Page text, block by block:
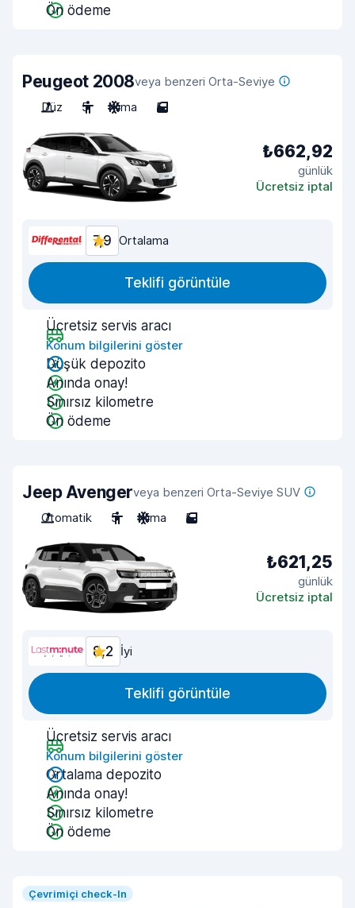
Ön ödeme
Peugeot 2008veya benzeri Orta-Seviye
Düz
5 Klima 5
₺662,92
günlük
Ücretsiz iptal
7,9 Ortalama
Teklifi görüntüle
Ücretsiz servis aracı
Konum bilgilerini göster
Düşük depozito
Anında onay!
Sınırsız kilometre
Ön ödeme
Jeep Avengerveya benzeri Orta-Seviye SUV
Otomatik
5 Klima 5
₺621,25
günlük
Ücretsiz iptal
8,2 İyi
Teklifi görüntüle
Ücretsiz servis aracı
Konum bilgilerini göster
Ortalama depozito
Anında onay!
Sınırsız kilometre
Ön ödeme
Çevrimiçi check-In